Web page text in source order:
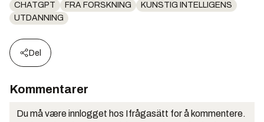
CHATGPT FRA FORSKNING
KUNSTIG INTELLIGENS
UTDANNING
Del
Kommentarer
Du må være innlogget hos Ifrågasätt for å kommentere.